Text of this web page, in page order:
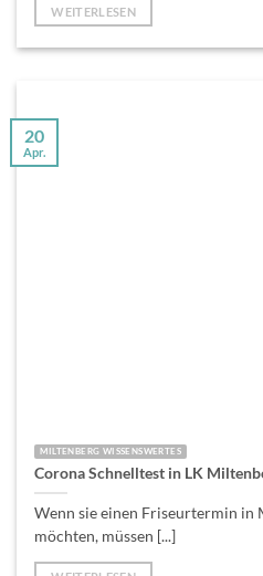
WEITERLESEN
MILTENBERG WISSENSWERTES
Corona Schnelltest in LK
Wenn sie einen Friseurtermin in
möchten, müssen [...]
20
Apr.